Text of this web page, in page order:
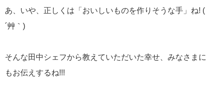
あ、いや、正しくは「おいしいものを作りそうな手」ね! (
´艸｀)
そんな田中シェフから教えていただいた幸せ、みなさまに
もお伝えするね!!!